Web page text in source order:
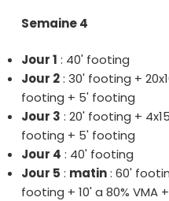
Semaine 4
Jour 1 : 40' footing
Jour 2: 30' footing +
footing + 5' footing
Jour 3 : 20' footing +
footing + 5' footing
Jour 4 : 40' footing
Jour 5 : matin: 60'
footing + 10' a 80%